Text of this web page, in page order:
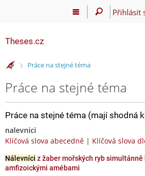
Přihlásit
Theses.cz
>Práce na stejné téma
Práce na stejné téma
Práce na stejné téma (mají shodná
nalevnici
Klíčová slova abecedně | Klíčová slova
Nálevníci z žaber mořských ryb
amfizoickými amébami